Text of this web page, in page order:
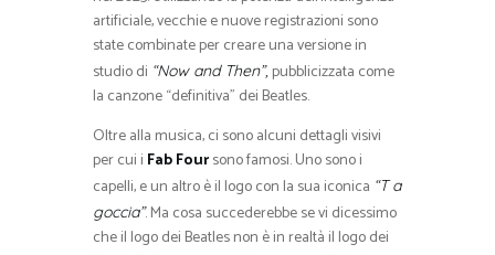
artificiale, vecchie e nuove registrazioni sono
state combinate per creare una versione in
studio di “Now and Then”, pubblicizzata come
la canzone “definitiva” dei Beatles.
Oltre alla musica, ci sono alcuni dettagli visivi
per cui i Fab Foursono famosi. Uno sono i
capelli, e un altro è il logo con la sua iconica “T a
goccia”. Ma cosa succederebbe se vi dicessimo
che il logo dei Beatles non è in realtà il logo dei